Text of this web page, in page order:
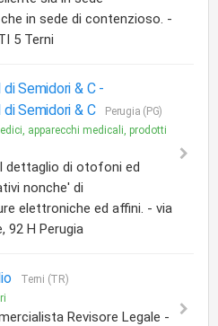
in sede di contenzioso. -
5 Terni
Semidori & C -
Semidori & C
Perugia (PG)
apparecchi medicali, prodotti
dettaglio di otofoni ed
nonche' di
elettroniche ed affini. - via
92 H Perugia
Terni (TR)
Revisore Legale -